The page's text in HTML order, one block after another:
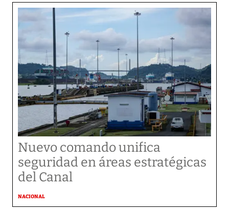
Nuevo comando unifica
seguridad en áreas estratégicas
del Canal
NACIONAL